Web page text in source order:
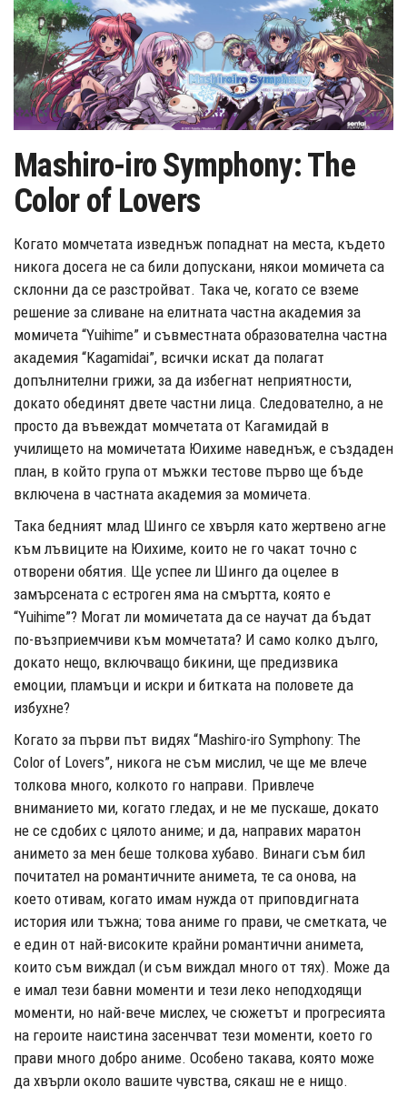
Mashiro-iro Symphony: The
Color of Lovers
Когато момчетата изведнъж попаднат на места, където
никога досега не са били допускани, някои момичета са
склонни да се разстройват. Така че, когато се вземе
решение за сливане на елитната частна академия за
момичета “Yuihime” и съвместната образователна частна
академия “Kagamidai”, всички искат да полагат
допълнителни грижи, за да избегнат неприятности,
докато обединят двете частни лица. Следователно, а не
просто да въвеждат момчетата от Кагамидай в
училището на момичетата Юихиме наведнъж, е създаден
план, в който група от мъжки тестове първо ще бъде
включена в частната академия за момичета.
Така бедният млад Шинго се хвърля като жертвено агне
към лъвиците на Юихиме, които не го чакат точно с
отворени обятия. Ще успее ли Шинго да оцелее в
замърсената с естроген яма на смъртта, която е
“Yuihime”? Могат ли момичетата да се научат да бъдат
по-възприемчиви към момчетата? И само колко дълго,
докато нещо, включващо бикини, ще предизвика
емоции, пламъци и искри и битката на половете да
избухне?
Когато за първи път видях “Mashiro-iro Symphony: The
Color of Lovers”, никога не съм мислил, че ще ме влече
толкова много, колкото го направи. Привлече
вниманието ми, когато гледах, и не ме пускаше, докато
не се сдобих с цялото аниме; и да, направих маратон
анимето за мен беше толкова хубаво. Винаги съм бил
почитател на романтичните анимета, те са онова, на
което отивам, когато имам нужда от приповдигната
история или тъжна; това аниме го прави, че сметката, че
е един от най-високите крайни романтични анимета,
които съм виждал (и съм виждал много от тях). Може да
е имал тези бавни моменти и тези леко неподходящи
моменти, но най-вече мислех, че сюжетът и прогресията
на героите наистина засенчват тези моменти, което го
прави много добро аниме. Особено такава, която може
да хвърли около вашите чувства, сякаш не е нищо.